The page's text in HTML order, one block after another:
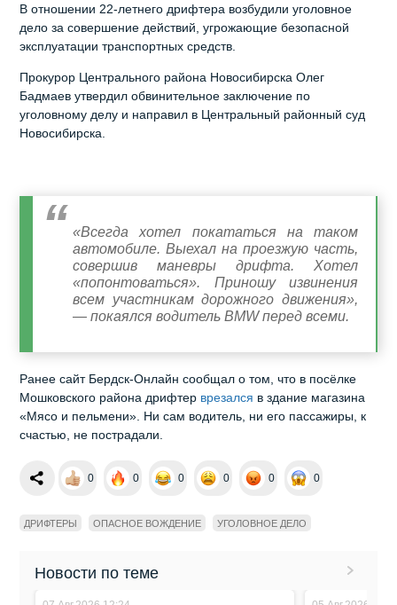
В отношении 22-летнего дрифтера возбудили уголовное
дело за совершение действий, угрожающие безопасной
эксплуатации транспортных средств.
Прокурор Центрального района Новосибирска Олег
Бадмаев утвердил обвинительное заключение по
уголовному делу и направил в Центральный районный суд
Новосибирска.
«Всегда хотел покататься на таком
автомобиле. Выехал на проезжую часть,
совершив маневры дрифта. Хотел
«попонтоваться». Приношу извинения
всем участникам дорожного движения»,
— покаялся водитель BMW перед всеми.
Ранее сайт Бердск-Онлайн сообщал о том, что в посёлке
Мошковского района дрифтер врезался в здание магазина
«Мясо и пельмени». Ни сам водитель, ни его пассажиры, к
счастью, не пострадали.
0 0 0 0 0 0
ДРИФТЕРЫ ОПАСНОЕ ВОЖДЕНИЕ УГОЛОВНОЕ ДЕЛО
Новости по теме